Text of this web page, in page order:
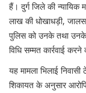
हैं। दुर्ग जिले की
लाख की धोखाधड़ी,
पुलिस को उनके तथा उनके
विधि सम्मत कार्रवाई
यह मामला भिलाई
शिकायत के अनुसार